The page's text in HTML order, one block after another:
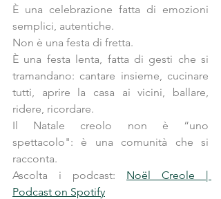
È una celebrazione fatta di emozioni
semplici, autentiche.
Non è una festa di fretta.
È una festa lenta, fatta di gesti che si
tramandano: cantare insieme, cucinare
tutti, aprire la casa ai vicini, ballare,
ridere, ricordare.
Il Natale creolo non è “uno
spettacolo": è una comunità che si
racconta.
Ascolta i podcast: Noël Creole |
Podcast on Spotify